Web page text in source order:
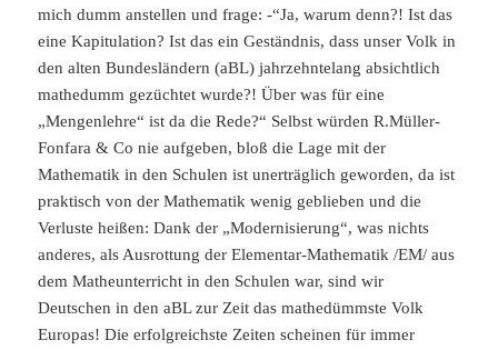
mich dumm anstellen und frage: -“Ja, warum denn?! Ist das
eine Kapitulation? Ist das ein Geständnis, dass unser Volk in
den alten Bundesländern (aBL) jahrzehntelang absichtlich
mathedumm gezüchtet wurde?! Über was für eine
„Mengenlehre“ ist da die Rede?“ Selbst würden R.Müller-
Fonfara & Co nie aufgeben, bloß die Lage mit der
Mathematik in den Schulen ist unerträglich geworden, da ist
praktisch von der Mathematik wenig geblieben und die
Verluste heißen: Dank der „Modernisierung“, was nichts
anderes, als Ausrottung der Elementar-Mathematik /EM/ aus
dem Matheunterricht in den Schulen war, sind wir
Deutschen in den aBL zur Zeit das mathedümmste Volk
Europas! Die erfolgreichste Zeiten scheinen für immer